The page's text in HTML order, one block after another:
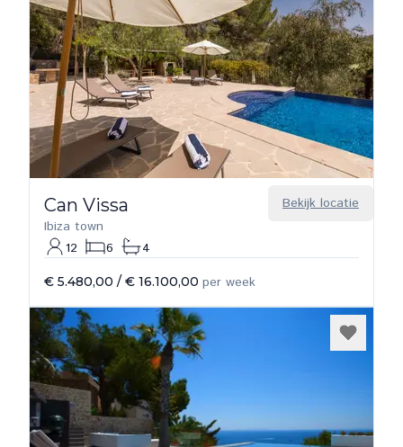
Bekijk locatie
Can Vissa
Ibiza town
12
6 4
€ 5.480,00 / € 16.100,00 per week